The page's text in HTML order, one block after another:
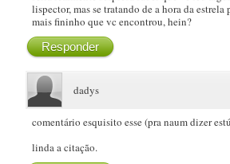
lispector, mas se tratando de a hora da estrela
mais fininho que vc encontrou, hein?
Responder
dadys
comentário esquisito esse (pra naum dizer
linda a citação.